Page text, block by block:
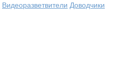
Видеоразветвители Доводчики